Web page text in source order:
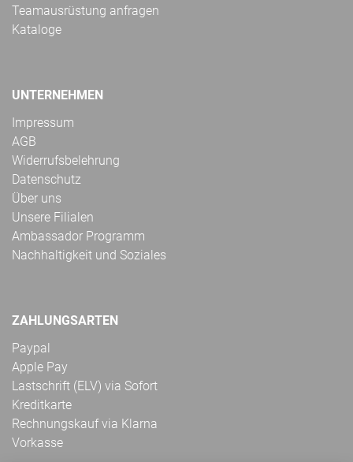
Teamausrüstung anfragen
Kataloge
UNTERNEHMEN
Impressum
AGB
Widerrufsbelehrung
Datenschutz
Über uns
Unsere Filialen
Ambassador Programm
Nachhaltigkeit und Soziales
ZAHLUNGSARTEN
Paypal
Apple Pay
Lastschrift (ELV) via Sofort
Kreditkarte
Rechnungskauf via Klarna
Vorkasse